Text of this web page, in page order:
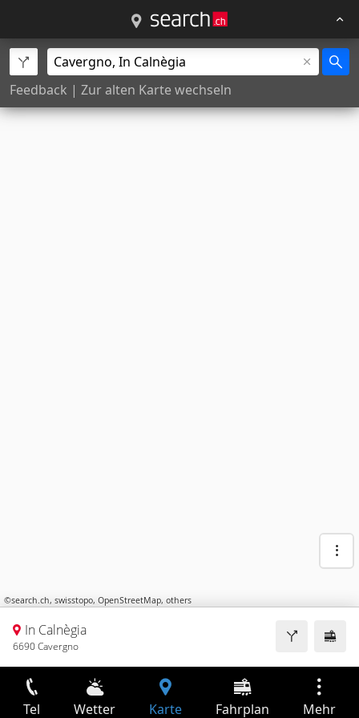
Feedback | Zur alten Karte wechseln
©search.ch, swisstopo, OpenStreetMap, others
In Calnègia
6690 Cavergno
Tel Wetter Karte Fahrplan Mehr